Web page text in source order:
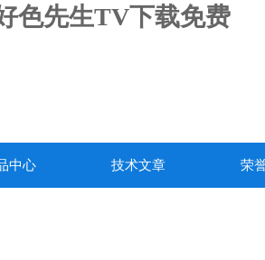
色先生TV下载免费
中心 技术文章 荣